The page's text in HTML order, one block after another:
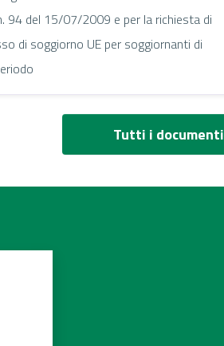
94 del 15/07/2009 e per la richiesta di
di soggiorno UE per soggiornanti di
Tutti i documenti